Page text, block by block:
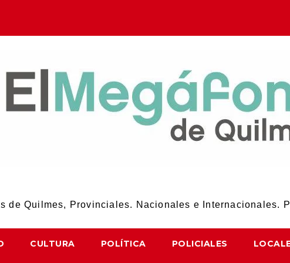
de Quilmes, Provinciales. Nacionales e Internacionales.
CULTURA POLÍTICA POLICIALES